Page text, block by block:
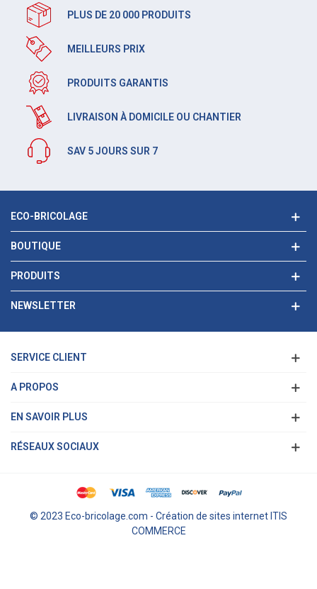
PLUS DE 20 000 PRODUITS
MEILLEURS PRIX
PRODUITS GARANTIS
LIVRAISON À DOMICILE OU CHANTIER
SAV 5 JOURS SUR 7
ECO-BRICOLAGE
BOUTIQUE
PRODUITS
NEWSLETTER
SERVICE CLIENT
A PROPOS
EN SAVOIR PLUS
RÉSEAUX SOCIAUX
© 2023 Eco-bricolage.com - Création de sites internet ITIS
COMMERCE